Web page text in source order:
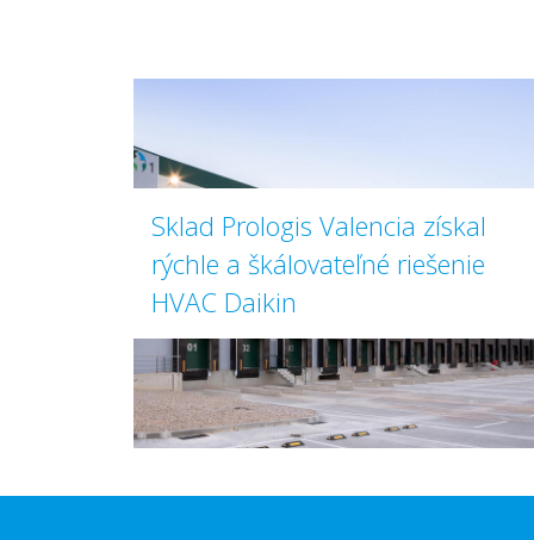
Sklad Prologis Valencia získal
rýchle a škálovateľné riešenie
HVAC Daikin